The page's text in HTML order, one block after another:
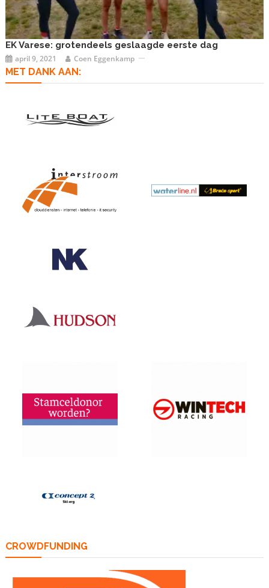
EK Varese: grotendeels geslaagde eerste dag
april 9, 2021 Coen Eggenkamp
MET DANK AAN:
CROWDFUNDING